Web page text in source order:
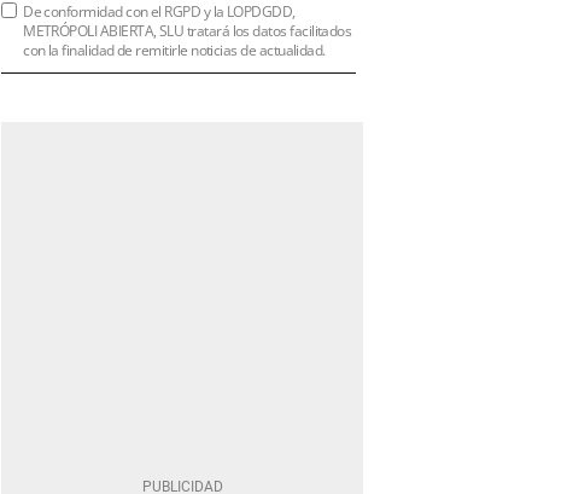
De conformidad con el RGPD y la LOPDGDD,
METRÓPOLI ABIERTA, SLU tratará los datos facilitados
con la finalidad de remitirle noticias de actualidad.